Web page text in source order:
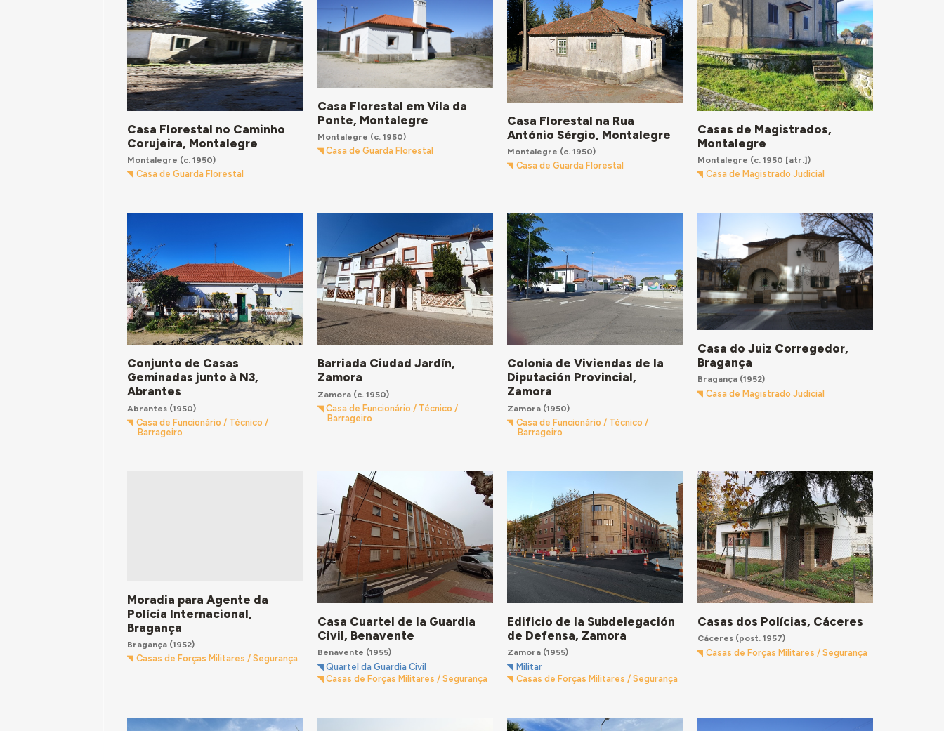
Casa Florestal no Caminho
Corujeira, Montalegre
Montalegre (c. 1950)
Casa de Guarda Florestal
Casa Florestal em Vila da
Ponte, Montalegre
Montalegre (c. 1950)
Casa de Guarda Florestal
Casa Florestal na Rua
António Sérgio, Montalegre
Montalegre (c. 1950)
Casa de Guarda Florestal
Casas de Magistrados,
Montalegre
Montalegre (c. 1950 [atr.])
Casa de Magistrado Judicial
Conjunto de Casas
Geminadas junto à N3,
Abrantes
Abrantes (1950)
Casa de Funcionário / Técnico /
Barrageiro
Barriada Ciudad Jardín,
Zamora
Zamora(c. 1950)
Casa de Funcionário / Técnico /
Barrageiro
Colonia de Viviendas de la
Diputación Provincial,
Zamora
Zamora (1950)
Casa de Funcionário / Técnico /
Barrageiro
Casa do Juiz Corregedor,
Bragança
Bragança(1952)
Casa de Magistrado Judicial
Moradia para Agente da
Polícia Internacional,
Bragança
Bragança (1952)
Casas de Forças Militares / Segurança
Casa Cuartel de la Guardia
Civil, Benavente
Benavente (1955)
Quartel da Guardia Civil
Casas de Forças Militares / Segurança
Edificio de la Subdelegación
de Defensa, Zamora
Zamora (1955)
Militar
Casas de Forças Militares / Segurança
Casas dos Polícias, Cáceres
Cáceres(post. 1957)
Casas de Forças Militares / Segurança